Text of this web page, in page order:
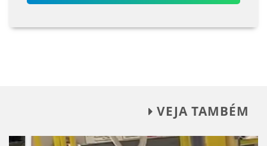
VEJA TAMBÉM